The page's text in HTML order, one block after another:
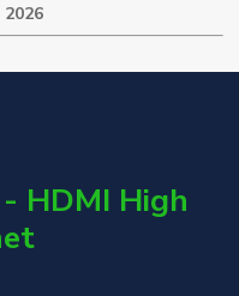
HDMI High